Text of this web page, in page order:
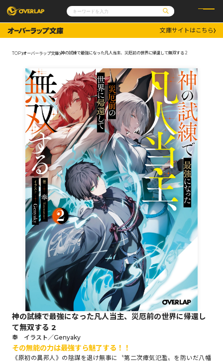
コミックガルド
コミッククリエ
文庫
ノベルス
その他
コミックエッセイ
ポケットモンスター
アニメ
ゲーム
通販・NEWS
OVERLAP STORE
オーバーラップ広報室
企業
会社概要
採用情報
アクセス
オーバーラップホールディングス
お問い合わせはこちら
オーバーラップ文庫
オーバーラップノベルス
オーバーラップノベルスf
ロサージュノベルス
コミックガルド
文庫サイトはこちら
TOP オーバーラップ文庫 神の試練で最強になった凡人当主、災厄前の世界に帰還して無双する 2
神の試練で最強になった凡人当主、災厄前の世界に帰還し
て無双する 2
奉 イラスト／Genyaky
その無能の力は最強すら魅了する！！
《原初の異邦人》の陰謀を退け無事に〝第二次瘴気氾濫〟を防いだ八幡